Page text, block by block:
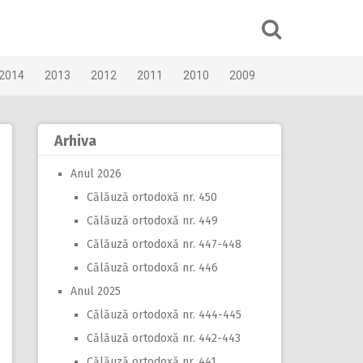
2013 2012 2011 2010 2009
Arhiva
Anul 2026
Călăuză ortodoxă nr. 450
Călăuză ortodoxă nr. 449
Călăuză ortodoxă nr. 447-448
Călăuză ortodoxă nr. 446
Anul 2025
Călăuză ortodoxă nr. 444-445
Călăuză ortodoxă nr. 442-443